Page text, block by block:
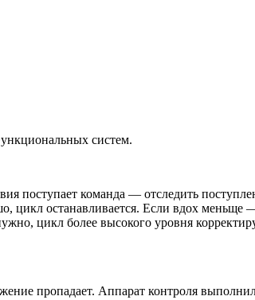
систем.
поступает команда — отследить
останавливается. Если вдох меньще —
цикл более высокого уровня
пропадает. Аппарат контроля